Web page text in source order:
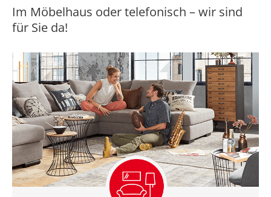
Im Möbelhaus oder telefonisch – wir sind
für Sie da!